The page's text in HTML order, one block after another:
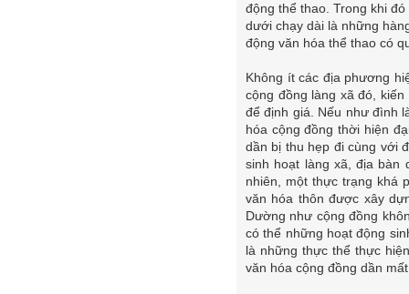
động thể thao. Trong khi
dưới chạy dài là những
động văn hóa thể thao có
Không ít các địa phương
cộng đồng làng xã đó,
để định giá. Nếu như đình
hóa cộng đồng thời hiện
dần bị thu hẹp đi cùng với
sinh hoạt làng xã, địa bàn
nhiên, một thực trạng khá
văn hóa thôn được xây
Dường như cộng đồng
có thể những hoạt động
là những thực thể thực
văn hóa cộng đồng dần